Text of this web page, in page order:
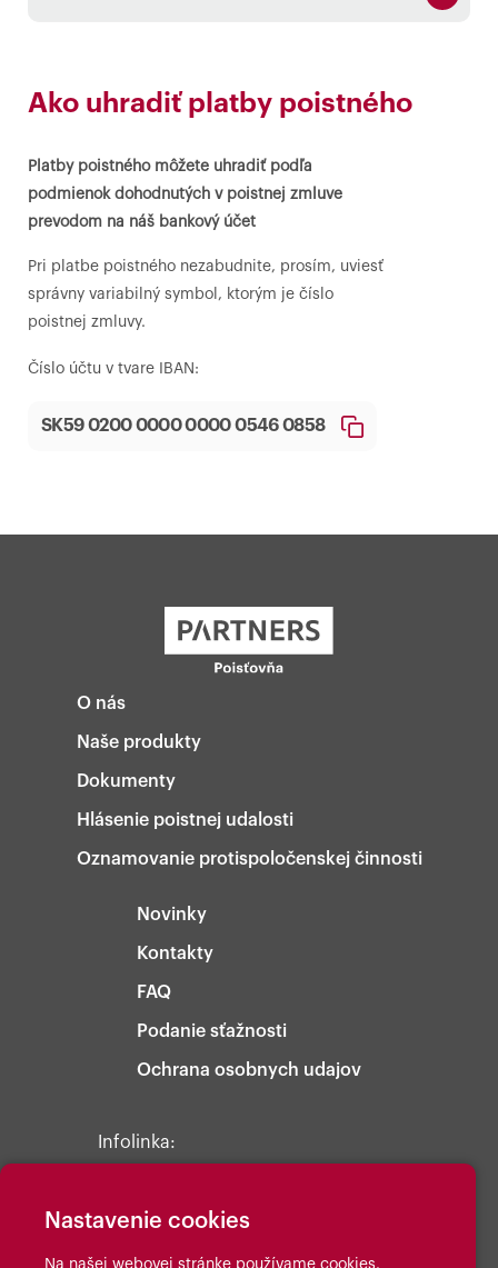
Nastavenie cookies
Na našej webovej stránke používame cookies.
Ako uhradiť platby poistného
Platby poistného môžete uhradiť podľa
podmienok dohodnutých v poistnej zmluve
prevodom na náš bankový účet
Pri platbe poistného nezabudnite, prosím, uviesť
správny variabilný symbol, ktorým je číslo
poistnej zmluvy.
Číslo účtu v tvare IBAN:
SK59 0200 0000 0000 0546 0858
O nás
Naše produkty
Dokumenty
Hlásenie poistnej udalosti
Oznamovanie protispoločenskej činnosti
Novinky
Kontakty
FAQ
Podanie sťažnosti
Ochrana osobnych udajov
Infolinka: